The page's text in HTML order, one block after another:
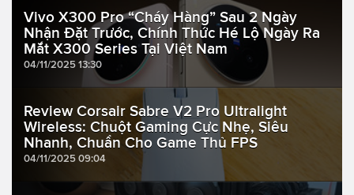
Vivo X300 Pro “Cháy Hàng” Sau 2 Ngày
Nhận Đặt Trước, Chính Thức Hé Lộ Ngày Ra
Mắt X300 Series Tại Việt Nam
04/11/2025 13:30
Review Corsair Sabre V2 Pro Ultralight
Wireless: Chuột Gaming Cực Nhẹ, Siêu
Nhanh, Chuẩn Cho Game Thủ FPS
04/11/2025 09:04